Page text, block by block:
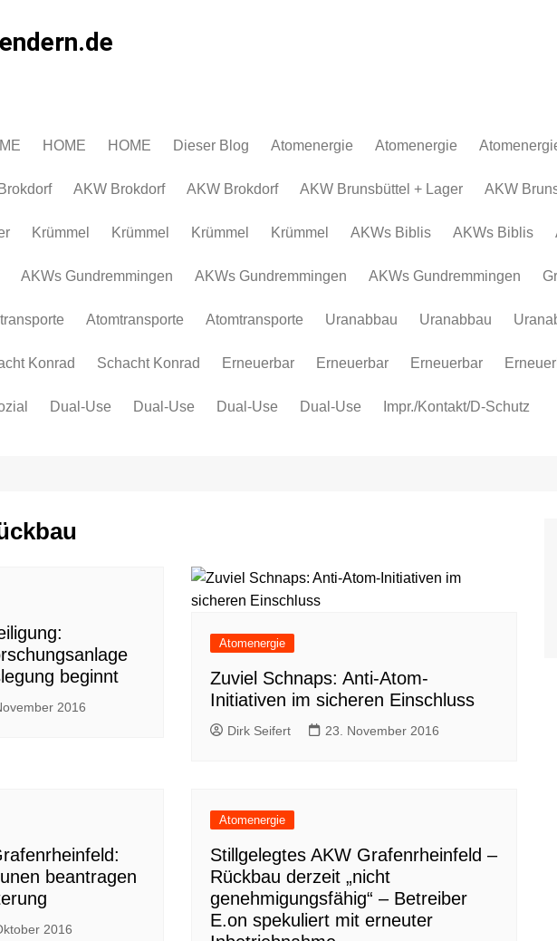
HOME HOME Dieser Blog Atomenergie
Atomkraftwerke
AKW
Krümmel
AKWs Biblis
Atomenergie
Atomkraftwerke
Atommüll
Rohstoffe und Konflikte
Atommüll
Rohstoffe
AKW Brokdorf AKW Brokdorf AKW Brunsbüttel + Lager AKW
Krümmel Krümmel Krümmel Krümmel AKWs Biblis AKWs Biblis
AKWs Gundremmingen AKWs Gundremmingen AKWs Gundremmingen
Atomtransporte Atomtransporte Uranabbau Uranabbau
Konrad Schacht Konrad Erneuerbar Erneuerbar Erneuerbar
IG Metall
Dual-Use Dual-Use Dual-Use Dual-Use Impr./Kontakt/D-Schutz
beginnt
2016
Atomenergie
Zuviel Schnaps: Anti-Atom-
Initiativen im sicheren Einschluss
Dirk Seifert 23. November 2016
beantragen
2016
Atomenergie
Stillgelegtes AKW Grafenrheinfeld –
Rückbau derzeit „nicht
genehmigungsfähig“ – Betreiber
E.on spekuliert mit erneuter